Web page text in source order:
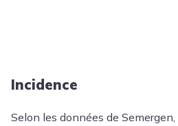
Incidence
Selon les données de Semergen,